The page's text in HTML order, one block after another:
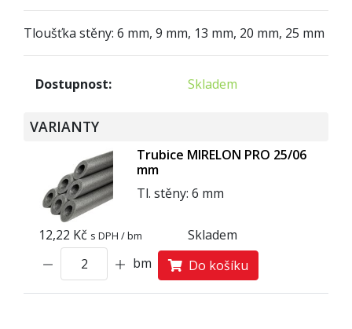
Tloušťka stěny: 6 mm, 9 mm, 13 mm, 20 mm, 25 mm
Dostupnost: Skladem
VARIANTY
Trubice MIRELON PRO 25/06
mm
Tl. stěny: 6 mm
12,22 Kč s DPH / bm
Skladem
bm
Do košíku